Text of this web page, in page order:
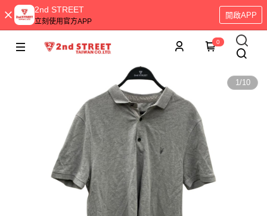
2nd STREET
立刻使用官方APP
開啟APP
0
1/10